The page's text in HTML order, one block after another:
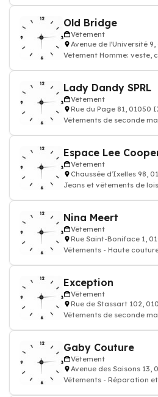
Old Bridge
Vêtement
Avenue de l'Université 9,
Vêtement Homme: veste,
Lady Dandy SPRL
Vêtement
Rue du Page 81, 01050
Vêtements de seconde
Espace Lee
Vêtement
Chaussée d'Ixelles 98,
Jeans et vêtements de
Nina Meert
Vêtement
Rue Saint-Boniface 1,
Vêtements - Haute
Exception
Vêtement
Rue de Stassart 102,
Vêtements de seconde
Gaby Couture
Vêtement
Avenue des Saisons 13,
Vêtements - Réparation